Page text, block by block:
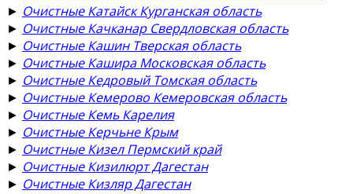
► Очистные Катайск Курганская область
► Очистные Качканар Свердловская область
► Очистные Кашин Тверская область
► Очистные Кашира Московская область
► Очистные Кедровый Томская область
► Очистные Кемерово Кемеровская область
► Очистные Кемь Карелия
► Очистные Керчьне Крым
► Очистные Кизел Пермский край
► Очистные Кизилюрт Дагестан
► Очистные Кизляр Дагестан